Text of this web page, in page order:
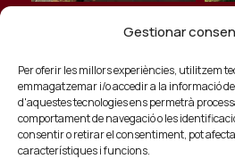
Gestionar
Per oferir les millors experiències, utilitzem
emmagatzemar i/o accedir a la informació
d'aquestes tecnologies ens permetrà
comportament de navegació o les
consentir o retirar el consentiment, pot
característiques i funcions.
© 2026 Copyrights.
reservados. By
Avis legal